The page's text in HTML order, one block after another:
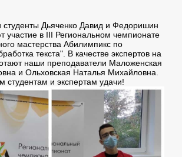
Дьяченко Давид и Федоришин
в III Региональном чемпионате
мастерства Абилимпикс по
текста". В качестве экспертов на
наши преподаватели Маложенская
и Ольховская Наталья Михайловна.
и экспертам удачи!